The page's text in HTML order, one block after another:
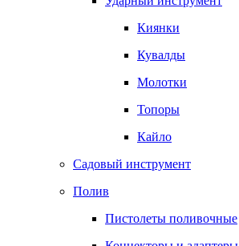
Киянки
Кувалды
Молотки
Топоры
Кайло
Садовый инструмент
Полив
Пистолеты поливочные